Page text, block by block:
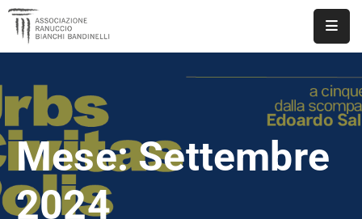
NOTIZIE
DOCUMENTI
EVENTI
Mese:Settembre
2024